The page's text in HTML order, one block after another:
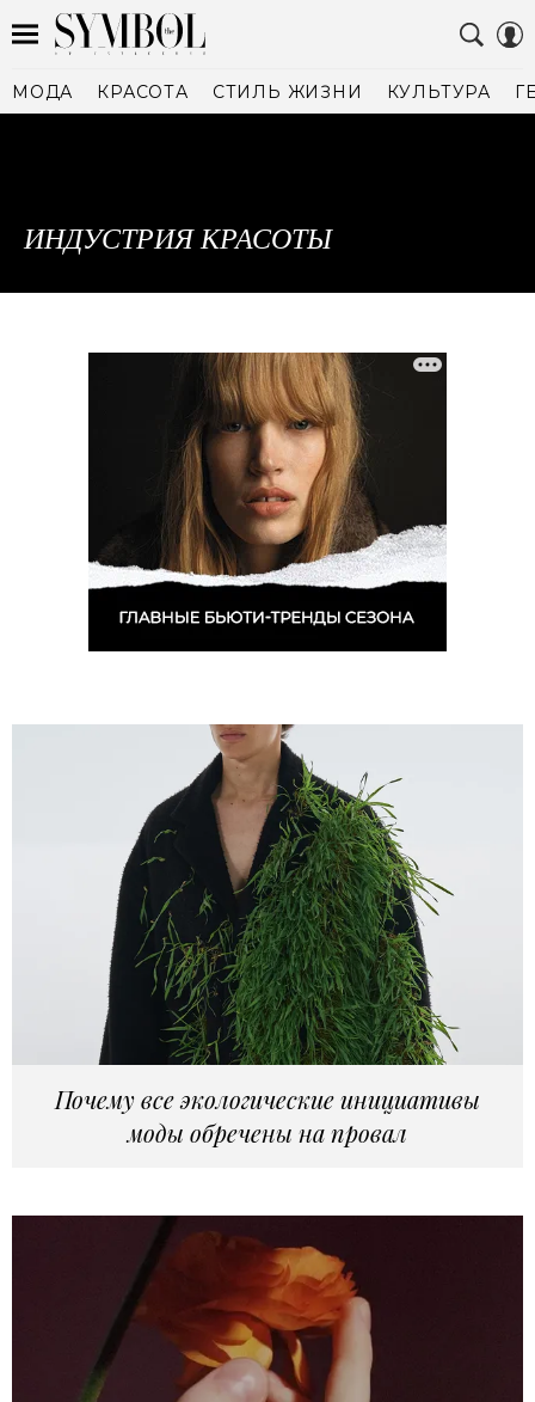
МОДА КРАСОТА СТИЛЬ ЖИЗНИ КУЛЬТУРА
ИНДУСТРИЯ КРАСОТЫ
Почему все экологические инициативы
моды обречены на провал